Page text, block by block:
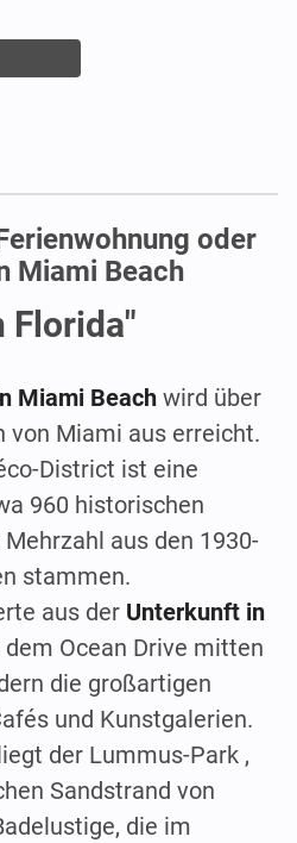
oder
Miami Beach
Florida"
Miami Beach wird über
von Miami aus erreicht.
District ist eine
960 historischen
aus den 1930-
stammen.
aus der Unterkunft in
Ocean Drive mitten
die großartigen
und Kunstgalerien.
der Lummus-Park ,
Sandstrand von
die im